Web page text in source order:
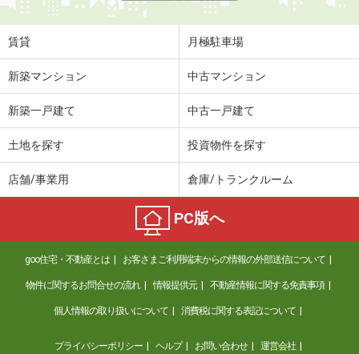
賃貸 月極駐車場
新築マンション 中古マンション
新築一戸建て 中古一戸建て
土地を探す 投資物件を探す
店舗/事業用 倉庫/トランクルーム
PC版へ
goo住宅・不動産とは お客さまご利用端末からの情報の外部送信について
物件に関するお問合せの流れ 情報提供元 不動産情報に関する免責事項
個人情報の取り扱いについて 消費税に関する表記について
プライバシーポリシー ヘルプ お問い合わせ 運営会社